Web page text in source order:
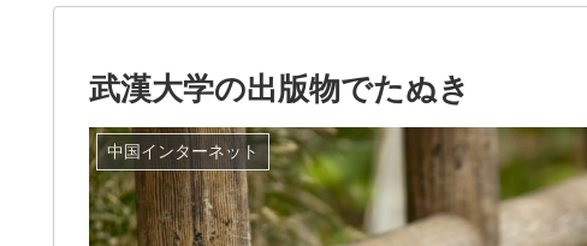
武漢大学の出版物でたぬき
中国インターネット